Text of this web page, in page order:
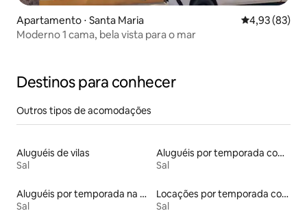
Apartamento ⋅ Santa Maria 4,93 de uma
4,93 (83)
Moderno 1 cama, bela vista para o mar
Destinos para conhecer
Outros tipos de acomodações
Aluguéis de vilas
Sal
Aluguéis por temporada com acesso à praia
Sal
Aluguéis por temporada na orla
Sal
Locações por temporada com piscina
Sal